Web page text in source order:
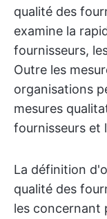
qualité des
examine la
fournisseurs,
Outre les
organisations
mesures
fournisseurs et
La définition
qualité des
les concernant